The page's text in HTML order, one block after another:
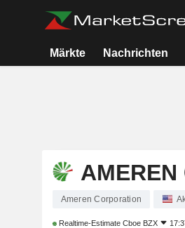
Märkte Nachrichten
AMEREN
Ameren Corporation
Realtime-Estimate Cboe BZX